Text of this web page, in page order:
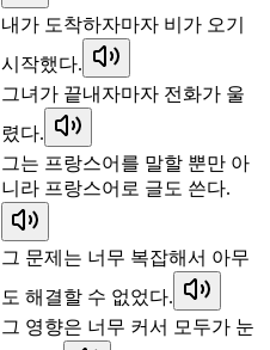
내가 도착하자마자 비가 오기
시작했다.
그녀가 끝내자마자 전화가 울
렸다.
그는 프랑스어를 말할 뿐만 아
니라 프랑스어로 글도 쓴다.
그 문제는 너무 복잡해서 아무
도 해결할 수 없었다.
그 영향은 너무 커서 모두가 눈